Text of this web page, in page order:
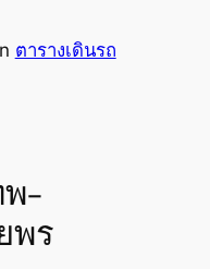
ตารางเดินรถ
พ-
พร